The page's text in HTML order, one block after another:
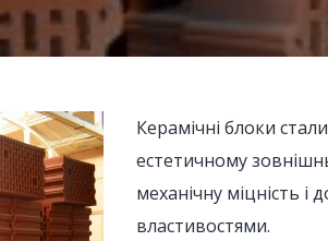
Керамічні блоки
естетичному
механічну міцність і
властивостями.